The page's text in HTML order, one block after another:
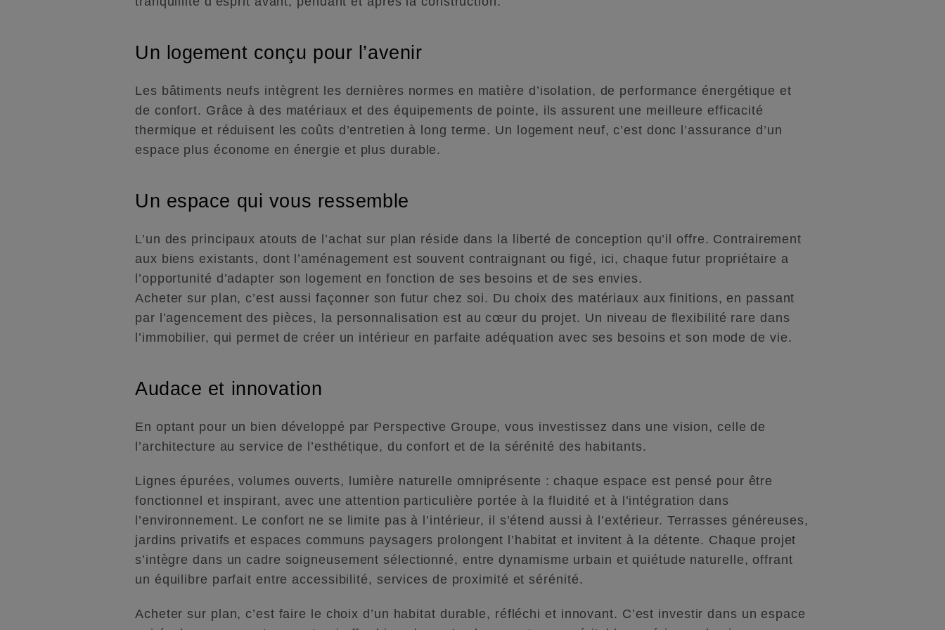
Un logement conçu pour l’avenir
Les bâtiments neufs intègrent les dernières normes en matière d’isolation, de performance énergétique et
de confort. Grâce à des matériaux et des équipements de pointe, ils assurent une meilleure efficacité
thermique et réduisent les coûts d’entretien à long terme. Un logement neuf, c’est donc l’assurance d’un
espace plus économe en énergie et plus durable.
Un espace qui vous ressemble
L’un des principaux atouts de l’achat sur plan réside dans la liberté de conception qu’il offre. Contrairement
aux biens existants, dont l’aménagement est souvent contraignant ou figé, ici, chaque futur propriétaire a
l’opportunité d’adapter son logement en fonction de ses besoins et de ses envies.
Acheter sur plan, c’est aussi façonner son futur chez soi. Du choix des matériaux aux finitions, en passant
par l’agencement des pièces, la personnalisation est au cœur du projet. Un niveau de flexibilité rare dans
l’immobilier, qui permet de créer un intérieur en parfaite adéquation avec ses besoins et son mode de vie.
Audace et innovation
En optant pour un bien développé par Perspective Groupe, vous investissez dans une vision, celle de
l’architecture au service de l’esthétique, du confort et de la sérénité des habitants.
Lignes épurées, volumes ouverts, lumière naturelle omniprésente : chaque espace est pensé pour être
fonctionnel et inspirant, avec une attention particulière portée à la fluidité et à l’intégration dans
l’environnement. Le confort ne se limite pas à l’intérieur, il s’étend aussi à l’extérieur. Terrasses généreuses,
jardins privatifs et espaces communs paysagers prolongent l’habitat et invitent à la détente. Chaque projet
s’intègre dans un cadre soigneusement sélectionné, entre dynamisme urbain et quiétude naturelle, offrant
un équilibre parfait entre accessibilité, services de proximité et sérénité.
Acheter sur plan, c’est faire le choix d’un habitat durable, réfléchi et innovant. C’est investir dans un espace